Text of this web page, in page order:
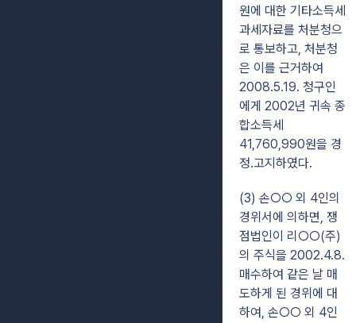
원에 대한 기타소득세
과세자료를 처분청으
로 통보하고, 처분청
은 이를 근거하여
2008.5.19. 청구인
에게 2002년 귀속 종
합소득세
41,760,990원을 경
정․고지하였다.
(3) 손○○ 외 4인의
경위서에 의하면, 쟁
점법인이 리○○(주)
의 주식을 2002.4.8.
매수하여 같은 날 매
도하게 된 경위에 대
하여, 손○○ 외 4인